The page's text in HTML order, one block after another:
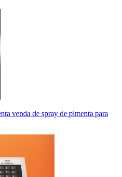
venda de spray de pimenta para